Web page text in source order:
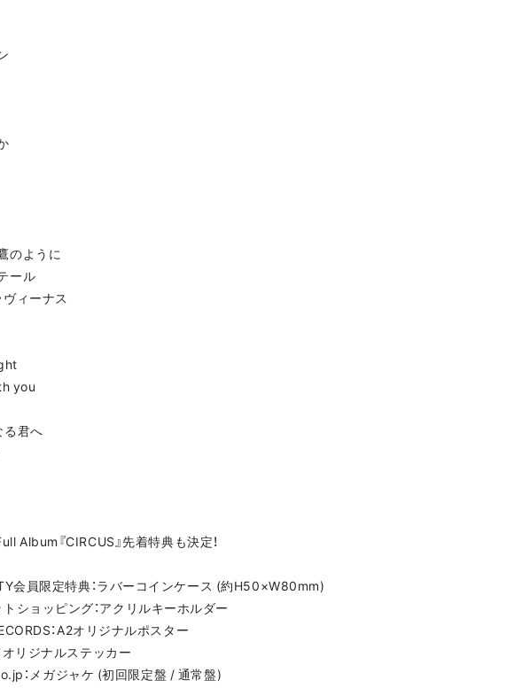
のように
ール
ヴィーナス
you
る君へ
Album『CIRCUS』先着特典も決定！
会員限定特典：ラバーコインケース (約H50×W80mm)
トショッピング：アクリルキーホルダー
：A2オリジナルポスター
オリジナルステッカー
：メガジャケ (初回限定盤 / 通常盤)